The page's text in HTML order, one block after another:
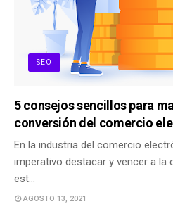
SEO
5 consejos sencillos para
conversión del comercio
En la industria del comercio
imperativo destacar y vencer a la
est…
AGOSTO 13, 2021